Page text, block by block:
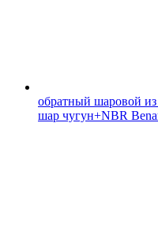
обратный шаровой
шар чугун+NBR